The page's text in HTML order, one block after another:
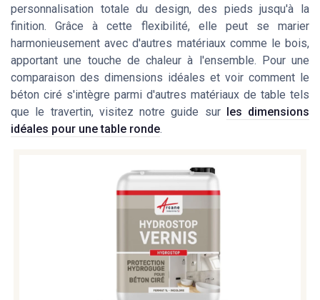
personnalisation totale du design, des pieds jusqu'à la
finition. Grâce à cette flexibilité, elle peut se marier
harmonieusement avec d'autres matériaux comme le bois,
apportant une touche de chaleur à l'ensemble. Pour une
comparaison des dimensions idéales et voir comment le
béton ciré s'intègre parmi d'autres matériaux de table tels
que le travertin, visitez notre guide sur les dimensions
idéales pour une table ronde.